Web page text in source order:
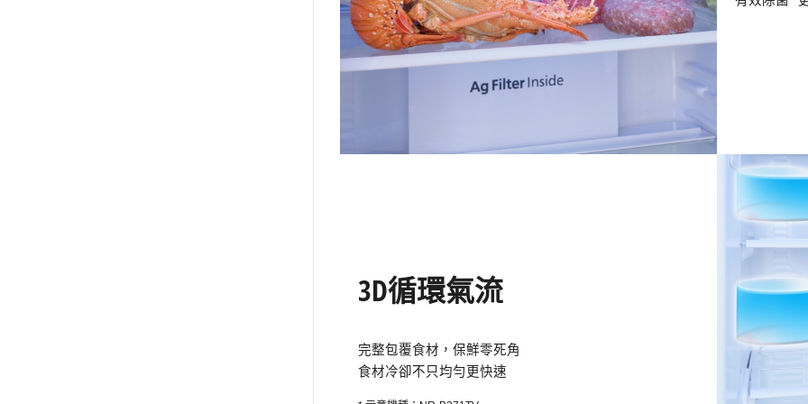
3D循環氣流
完整包覆食材，保鮮零死角
食材冷卻不只均勻更快速